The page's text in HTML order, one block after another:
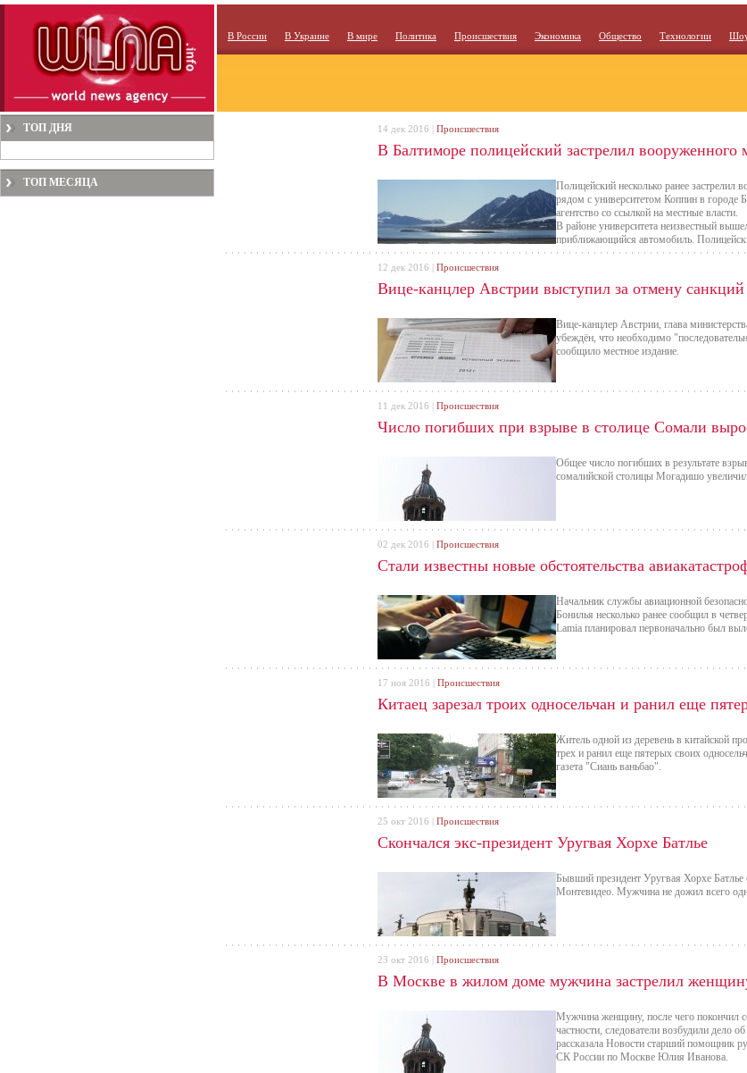
В России В Украине В мире Политика Происшествия Экономика Общество Технологии
ТОП ДНЯ
ТОП МЕСЯЦА
В Балтиморе полицейский застрелил вооруженного
Полицейский несколько ранее застрелил
рядом с университетом Коппин в городе
агентство со ссылкой на местные власти.
В районе университета неизвестный
приближающийся автомобиль.
осуществлял патрулирование и он
14 дек 2016 | Происшествия
Вице-канцлер Австрии выступил за отмену
Вице-канцлер Австрии, глава
убеждён, что необходимо
сообщило местное издание.
12 дек 2016 | Происшествия
Число погибших при взрыве в столице Сомали
Общее число погибших в результате
сомалийской столицы Могадишо
11 дек 2016 | Происшествия
Стали известны новые обстоятельства
Начальник службы авиационной
Бонилья несколько ранее сообщил в
Lamia планировал первоначально был
02 дек 2016 | Происшествия
Китаец зарезал троих односельчан и ранил еще
Житель одной из деревень в китайской
трех и ранил еще пятерых своих
газета "Сиань ваньбао".
17 ноя 2016 | Происшествия
Скончался экс-президент Уругвая Хорхе Батлье
Бывший президент Уругвая Хорхе Батлье
Монтевидео. Мужчина не дожил всего
25 окт 2016 | Происшествия
В Москве в жилом доме мужчина застрелил
Мужчина женщину, после чего покончил
частности, следователи возбудили дело
рассказала Новости старший помощник
СК России по Москве Юлия Иванова.
23 окт 2016 | Происшествия